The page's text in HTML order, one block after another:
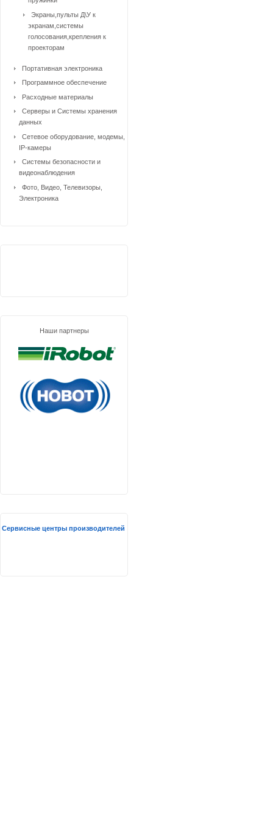
Экраны,пульты Д\У к
экранам,системы
голосования,крепления к
проекторам
Портативная электроника
Программное обеспечение
Расходные материалы
Серверы и Системы хранения
данных
Сетевое оборудование, модемы,
IP-камеры
Системы безопасности и
видеонаблюдения
Фото, Видео, Телевизоры,
Электроника
Наши партнеры
Сервисные центры производителей